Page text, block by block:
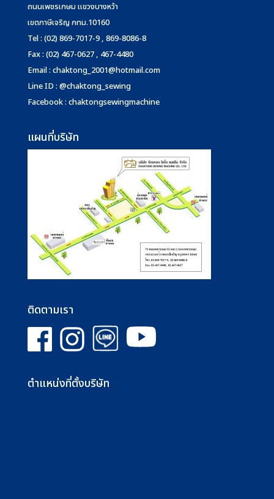
ถนนเพชรเกษม แขวงบางหว้า
เขตภาษีเจริญ กทม.10160
Tel : (02) 869-7017-9 , 869-8086-8
Fax : (02) 467-0627 , 467-4480
Email : chaktong_2001@hotmail.com
Line ID : @chaktong_sewing
Facebook : chaktongsewingmachine
แผนที่บริษัท
ติดตามเรา
ตำแหน่งที่ตั้งบริษัท